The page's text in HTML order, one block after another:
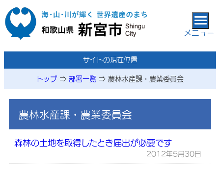
本文へ移動
メニュー
サイトの現在位置
トップ ⇒ 部署一覧 ⇒ 農林水産課・農業委員会
農林水産課・農業委員会
森林の土地を取得したとき届出が必要です
2012年5月30日